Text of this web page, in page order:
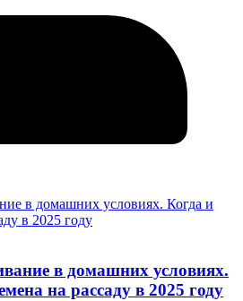
в домашних условиях.
на рассаду в 2025 году